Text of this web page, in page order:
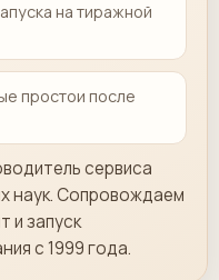
на тиражной
простои после
сервиса
наук. Сопровождаем
и запуск
с 1999 года.